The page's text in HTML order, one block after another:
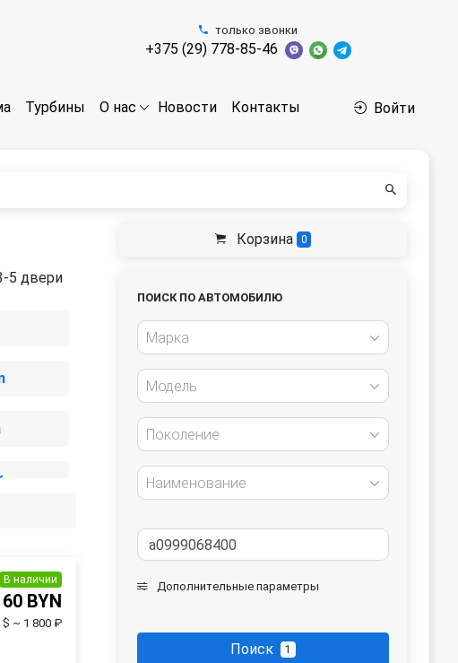
только звонки
+375 (29) 778-85-46
Турбины О нас Новости Контакты Войти
5 двери
В наличии
60 BYN
$ ~ 1 800 ₽
Корзина 0
ПОИСК ПО АВТОМОБИЛЮ
Марка
Модель
Поколение
Наименование
Дополнительные параметры
Поиск 1